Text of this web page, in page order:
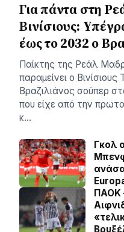
Για πάντα στη
Βινίσιους:
έως το 2032 ο
Παίκτης της Ρεάλ
παραμείνει ο
Βραζιλιάνος σούπερ
που είχε από την
κ…
Γκολ
ΠΑΟΚ